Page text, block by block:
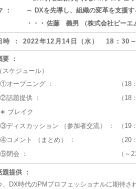
：
～ DXを先導し、組織の変革を支援
・・・ 佐藤 義男 （株式会社ピーエ
時 ： 2022年12月14日（水） 18：30
要 ：
スケジュール）
①オープニング ：
（18
②話題提供 ：
（18
∗ ブレイク
③ディスカッション （参加者交流） ：
（19
④コメント （まとめ） ：
（20
⑤閉会 ：
（～
題提供 ：
、DX時代のPMプロフェッショナルに期待